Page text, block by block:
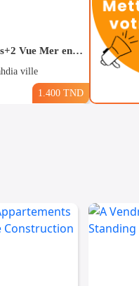
Pour Vacance s+2 Vue Mer en plein Zone Touristique Mahdia
ville
1.400 TND